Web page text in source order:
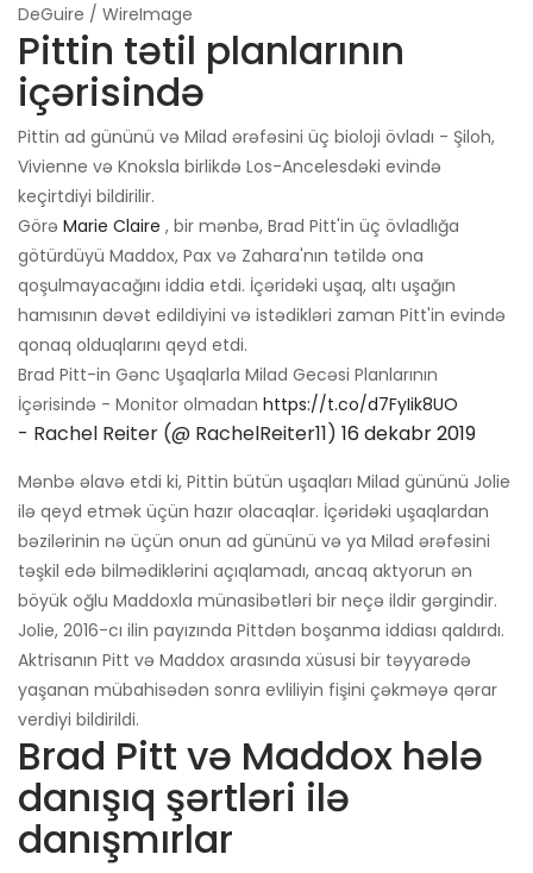
DeGuire / WireImage
Pittin tətil planlarının
içərisində
Pittin ad gününü və Milad ərəfəsini üç bioloji övladı - Şiloh,
Vivienne və Knoksla birlikdə Los-Ancelesdəki evində
keçirtdiyi bildirilir.
Görə Marie Claire , bir mənbə, Brad Pitt'in üç övladlığa
götürdüyü Maddox, Pax və Zahara'nın tətildə ona
qoşulmayacağını iddia etdi. İçəridəki uşaq, altı uşağın
hamısının dəvət edildiyini və istədikləri zaman Pitt'in evində
qonaq olduqlarını qeyd etdi.
Brad Pitt-in Gənc Uşaqlarla Milad Gecəsi Planlarının
İçərisində - Monitor olmadan https://t.co/d7FyIik8UO
- Rachel Reiter (@ RachelReiter11) 16 dekabr 2019
Mənbə əlavə etdi ki, Pittin bütün uşaqları Milad gününü Jolie
ilə qeyd etmək üçün hazır olacaqlar. İçəridəki uşaqlardan
bəzilərinin nə üçün onun ad gününü və ya Milad ərəfəsini
təşkil edə bilmədiklərini açıqlamadı, ancaq aktyorun ən
böyük oğlu Maddoxla münasibətləri bir neçə ildir gərgindir.
Jolie, 2016-cı ilin payızında Pittdən boşanma iddiası qaldırdı.
Aktrisanın Pitt və Maddox arasında xüsusi bir təyyarədə
yaşanan mübahisədən sonra evliliyin fişini çəkməyə qərar
verdiyi bildirildi.
Brad Pitt və Maddox hələ
danışıq şərtləri ilə
danışmırlar